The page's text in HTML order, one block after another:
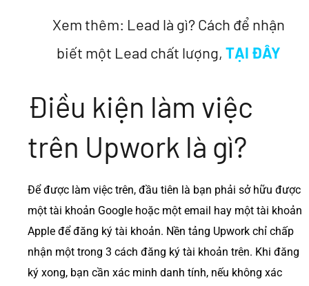
Xem thêm: Lead là gì? Cách để nhận
biết một Lead chất lượng, TẠI ĐÂY
Điều kiện làm việc
trên Upwork là gì?
Để được làm việc trên, đầu tiên là bạn phải sở hữu được
một tài khoản Google hoặc một email hay một tài khoản
Apple để đăng ký tài khoản. Nền tảng Upwork chỉ chấp
nhận một trong 3 cách đăng ký tài khoản trên. Khi đăng
ký xong, bạn cần xác minh danh tính, nếu không xác